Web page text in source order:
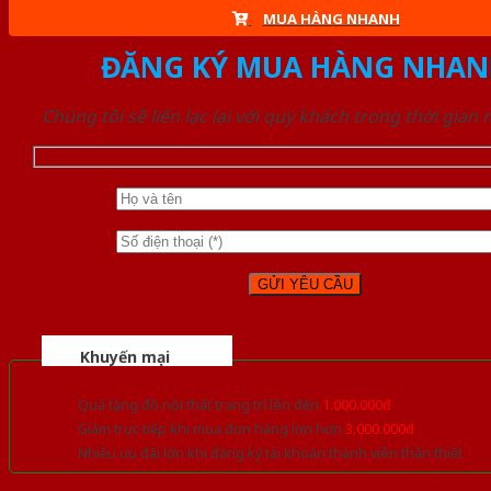
MUA HÀNG NHANH
ĐĂNG KÝ MUA HÀNG
Chúng tôi sẽ liên lạc lại với quý khách trong thời gian
Khuyến mại
Quà tặng đồ nội thất trang trí lên đến 1.000.000đ
Giảm trực tiếp khi mua đơn hàng lớn hơn 3.000.000đ
Nhiều ưu đãi lớn khi đăng ký tài khoản thành viên thân thiết